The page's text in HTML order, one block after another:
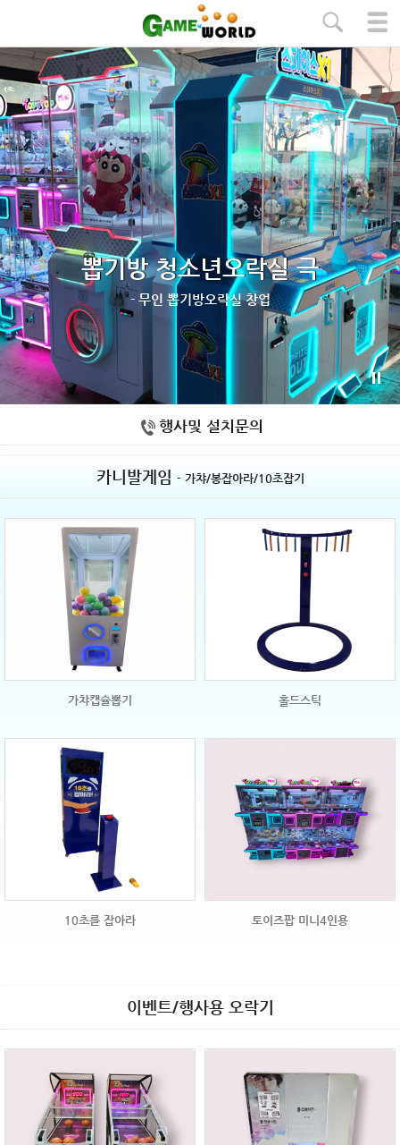
뽑기방 청소년오락실 극
- 무인 뽑기방오락실 창업
행사및 설치문의
카니발게임 - 가챠/봉잡아라/10초잡기
가챠캡슐뽑기 홀드스틱
10초를 잡아라 토이즈팝 미니4인용
이벤트/행사용 오락기